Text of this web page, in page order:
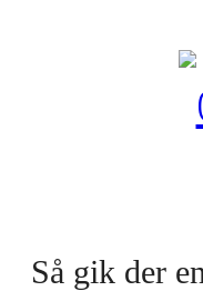
Så gik der